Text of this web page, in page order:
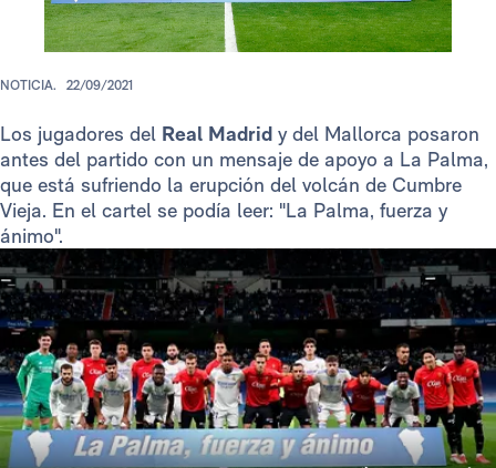
NOTICIA. 22/09/2021
Los jugadores del Real Madrid y del Mallorca posaron
antes del partido con un mensaje de apoyo a La Palma,
que está sufriendo la erupción del volcán de Cumbre
Vieja. En el cartel se podía leer: "La Palma, fuerza y
ánimo".